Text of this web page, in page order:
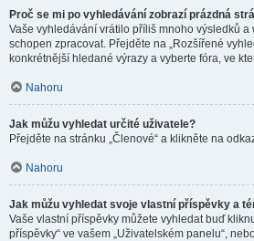
Proč se mi po vyhledávání zobrazí prázdná
Vaše vyhledávání vrátilo příliš mnoho výsledků a
schopen zpracovat. Přejděte na „Rozšířené
konkrétnější hledané výrazy a vyberte fóra, ve
Nahoru
Jak můžu vyhledat určité uživatele?
Přejděte na stránku „Členové“ a klikněte na
Nahoru
Jak můžu vyhledat svoje vlastní příspěvky a
Vaše vlastní příspěvky můžete vyhledat buď
příspěvky“ ve vašem „Uživatelském panelu“,